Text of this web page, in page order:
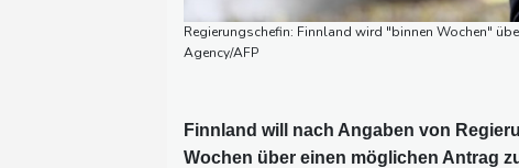
Regierungschefin: Finnland wird "binnen Wochen"
Agency/AFP
Finnland will nach Angaben von
Wochen über einen möglichen Antrag